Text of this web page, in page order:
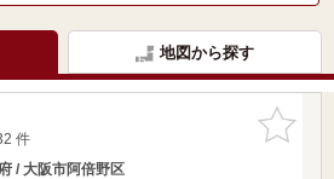
地図から探す
お気に入
りに追加
件
/ 大阪市阿倍野区